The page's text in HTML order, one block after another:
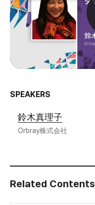
SPEAKERS
鈴木真理子
Orbray株式会社
Related Contents